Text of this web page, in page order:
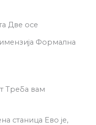
Две осе
Формална
Треба вам
станица Ево је,